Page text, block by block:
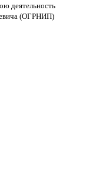
деятельность
(ОГРНИП)